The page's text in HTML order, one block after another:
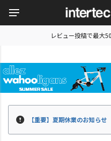
レビュー投稿で最大
【重要】夏期休業のお知らせ